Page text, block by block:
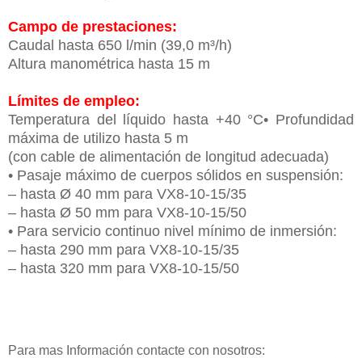
Campo de prestaciones:
Caudal hasta 650 l/min (39,0 m³/h)
Altura manométrica hasta 15 m
Límites de empleo:
Temperatura del líquido hasta +40 °C• Profundidad
máxima de utilizo hasta 5 m
(con cable de alimentación de longitud adecuada)
• Pasaje máximo de cuerpos sólidos en suspensión:
– hasta Ø 40 mm para VX8-10-15/35
– hasta Ø 50 mm para VX8-10-15/50
• Para servicio continuo nivel mínimo de inmersión:
– hasta 290 mm para VX8-10-15/35
– hasta 320 mm para VX8-10-15/50
Para mas Información contacte con nosotros: